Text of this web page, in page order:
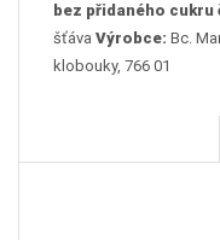
bez přidaného
šťáva Výrobce: Bc.
klobouky, 766 01